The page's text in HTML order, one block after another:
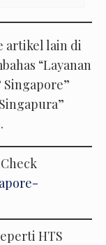
artikel lain di
“Layanan
HTS